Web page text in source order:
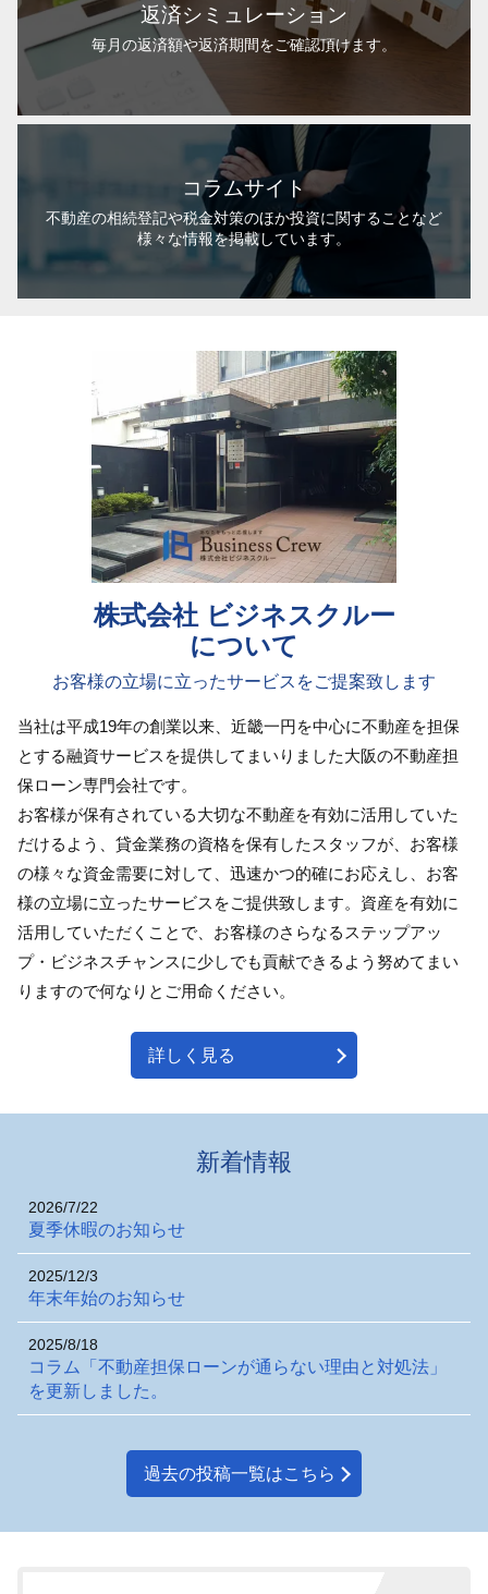
返済シミュレーション
毎月の返済額や返済期間をご確認頂けます。
コラムサイト
不動産の相続登記や税金対策のほか投資に関することなど
様々な情報を掲載しています。
株式会社 ビジネスクルー
について
お客様の立場に立ったサービスをご提案致します
当社は平成19年の創業以来、近畿一円を中心に不動産を担保
とする融資サービスを提供してまいりました大阪の不動産担
保ローン専門会社です。
お客様が保有されている大切な不動産を有効に活用していた
だけるよう、貸金業務の資格を保有したスタッフが、お客様
の様々な資金需要に対して、迅速かつ的確にお応えし、お客
様の立場に立ったサービスをご提供致します。資産を有効に
活用していただくことで、お客様のさらなるステップアッ
プ・ビジネスチャンスに少しでも貢献できるよう努めてまい
りますので何なりとご用命ください。
詳しく見る
新着情報
2026/7/22
夏季休暇のお知らせ
2025/12/3
年末年始のお知らせ
2025/8/18
コラム「不動産担保ローンが通らない理由と対処法」
を更新しました。
過去の投稿一覧はこちら